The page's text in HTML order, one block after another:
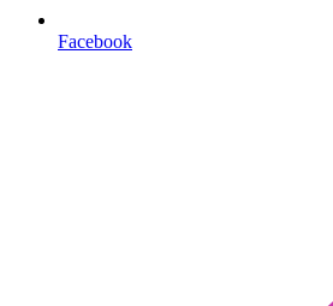
Facebook